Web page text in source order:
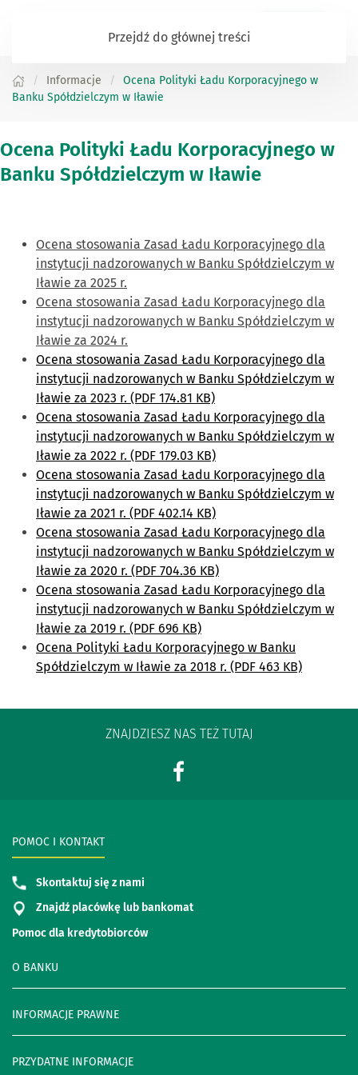
Przejdź do głównej treści
Informacje
Ocena Polityki Ładu Korporacyjnego w
Banku Spółdzielczym w Iławie
Ocena Polityki Ładu Korporacyjnego w
Banku Spółdzielczym w Iławie
Ocena stosowania Zasad Ładu Korporacyjnego dla
instytucji nadzorowanych w Banku Spółdzielczym w
Iławie za 2025 r.
Ocena stosowania Zasad Ładu Korporacyjnego dla
instytucji nadzorowanych w Banku Spółdzielczym w
Iławie za 2024 r.
Ocena stosowania Zasad Ładu Korporacyjnego dla
instytucji nadzorowanych w Banku Spółdzielczym w
Iławie za 2023 r. (PDF 174.81 KB)
Ocena stosowania Zasad Ładu Korporacyjnego dla
instytucji nadzorowanych w Banku Spółdzielczym w
Iławie za 2022 r. (PDF 179.03 KB)
Ocena stosowania Zasad Ładu Korporacyjnego dla
instytucji nadzorowanych w Banku Spółdzielczym w
Iławie za 2021 r. (PDF 402.14 KB)
Ocena stosowania Zasad Ładu Korporacyjnego dla
instytucji nadzorowanych w Banku Spółdzielczym w
Iławie za 2020 r. (PDF 704.36 KB)
Ocena stosowania Zasad Ładu Korporacyjnego dla
instytucji nadzorowanych w Banku Spółdzielczym w
Iławie za 2019 r. (PDF 696 KB)
Ocena Polityki Ładu Korporacyjnego w Banku
Spółdzielczym w Iławie za 2018 r. (PDF 463 KB)
ZNAJDZIESZ NAS TEŻ TUTAJ
O BANKU
INFORMACJE PRAWNE
PRZYDATNE INFORMACJE
POMOC I KONTAKT
Skontaktuj się z nami
Znajdź placówkę lub bankomat
Pomoc dla kredytobiorców